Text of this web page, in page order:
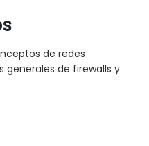
de redes
generales de firewalls y